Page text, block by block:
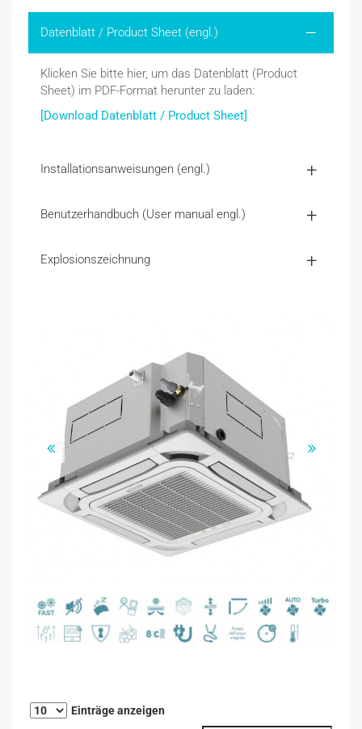
Datenblatt / Product Sheet (engl.)
Klicken Sie bitte hier, um das Datenblatt (Product
Sheet) im PDF-Format herunter zu laden:
[Download Datenblatt / Product Sheet]
Installationsanweisungen (engl.)
Benutzerhandbuch (User manual engl.)
Explosionszeichnung
Einträge anzeigen